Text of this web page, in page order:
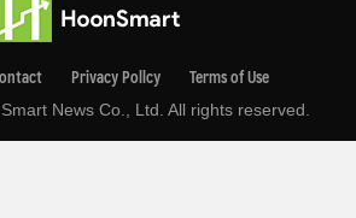
Privacy Pollcy Terms of Use
News Co., Ltd. All rights reserved.